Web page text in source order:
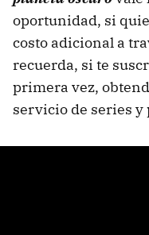
oportunidad, si
costo adicional a
recuerda, si te
primera vez,
servicio de series y